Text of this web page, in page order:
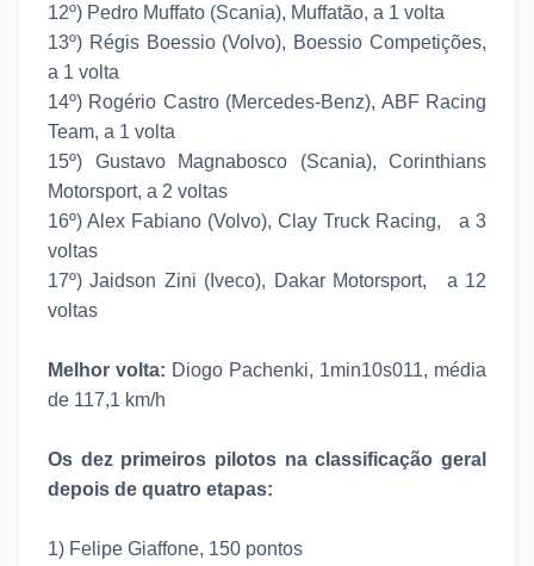
12º) Pedro Muffato (Scania), Muffatão, a 1 volta
13º) Régis Boessio (Volvo), Boessio Competições,
a 1 volta
14º) Rogério Castro (Mercedes-Benz), ABF Racing
Team, a 1 volta
15º) Gustavo Magnabosco (Scania), Corinthians
Motorsport, a 2 voltas
16º) Alex Fabiano (Volvo), Clay Truck Racing, a 3
voltas
17º) Jaidson Zini (Iveco), Dakar Motorsport, a 12
voltas
Melhor volta: Diogo Pachenki, 1min10s011, média
de 117,1 km/h
Os dez primeiros pilotos na classificação geral
depois de quatro etapas:
1) Felipe Giaffone, 150 pontos